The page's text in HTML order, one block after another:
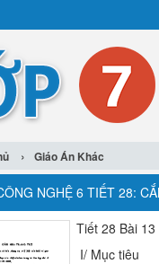
› Giáo Án Khác
NGHỆ 6 TIẾT 28:
Tiết 28 Bài
I/ Mục tiêu